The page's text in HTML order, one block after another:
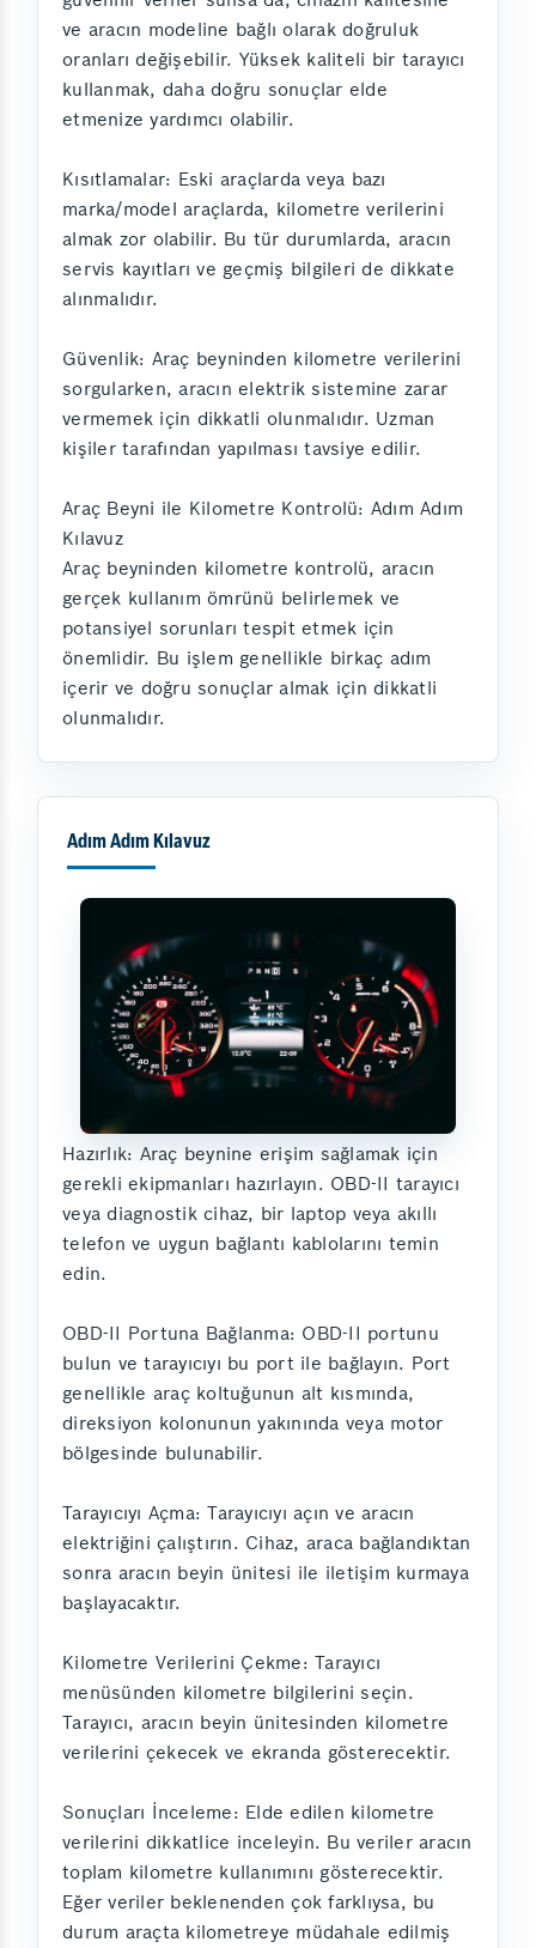
ve aracın modeline bağlı olarak doğruluk
oranları değişebilir. Yüksek kaliteli bir tarayıcı
kullanmak, daha doğru sonuçlar elde
etmenize yardımcı olabilir.
Kısıtlamalar: Eski araçlarda veya bazı
marka/model araçlarda, kilometre verilerini
almak zor olabilir. Bu tür durumlarda, aracın
servis kayıtları ve geçmiş bilgileri de dikkate
alınmalıdır.
Güvenlik: Araç beyninden kilometre verilerini
sorgularken, aracın elektrik sistemine zarar
vermemek için dikkatli olunmalıdır. Uzman
kişiler tarafından yapılması tavsiye edilir.
Araç Beyni ile Kilometre Kontrolü: Adım Adım
Kılavuz
Araç beyninden kilometre kontrolü, aracın
gerçek kullanım ömrünü belirlemek ve
potansiyel sorunları tespit etmek için
önemlidir. Bu işlem genellikle birkaç adım
içerir ve doğru sonuçlar almak için dikkatli
olunmalıdır.
Adım Adım Kılavuz
Hazırlık: Araç beynine erişim sağlamak için
gerekli ekipmanları hazırlayın. OBD-II tarayıcı
veya diagnostik cihaz, bir laptop veya akıllı
telefon ve uygun bağlantı kablolarını temin
edin.
OBD-II Portuna Bağlanma: OBD-II portunu
bulun ve tarayıcıyı bu port ile bağlayın. Port
genellikle araç koltuğunun alt kısmında,
direksiyon kolonunun yakınında veya motor
bölgesinde bulunabilir.
Tarayıcıyı Açma: Tarayıcıyı açın ve aracın
elektriğini çalıştırın. Cihaz, araca bağlandıktan
sonra aracın beyin ünitesi ile iletişim kurmaya
başlayacaktır.
Kilometre Verilerini Çekme: Tarayıcı
menüsünden kilometre bilgilerini seçin.
Tarayıcı, aracın beyin ünitesinden kilometre
verilerini çekecek ve ekranda gösterecektir.
Sonuçları İnceleme: Elde edilen kilometre
verilerini dikkatlice inceleyin. Bu veriler aracın
toplam kilometre kullanımını gösterecektir.
Eğer veriler beklenenden çok farklıysa, bu
durum araçta kilometreye müdahale edilmiş